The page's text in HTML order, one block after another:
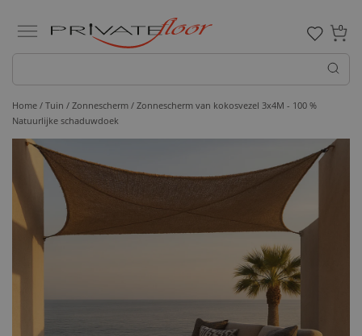
0
Home / Tuin / Zonnescherm / Zonnescherm van kokosvezel 3x4M - 100 %
Natuurlijke schaduwdoek